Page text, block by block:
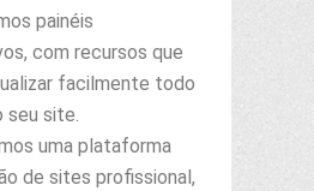
painéis
com recursos que
facilmente todo
seu site.
uma plataforma
de sites profissional,